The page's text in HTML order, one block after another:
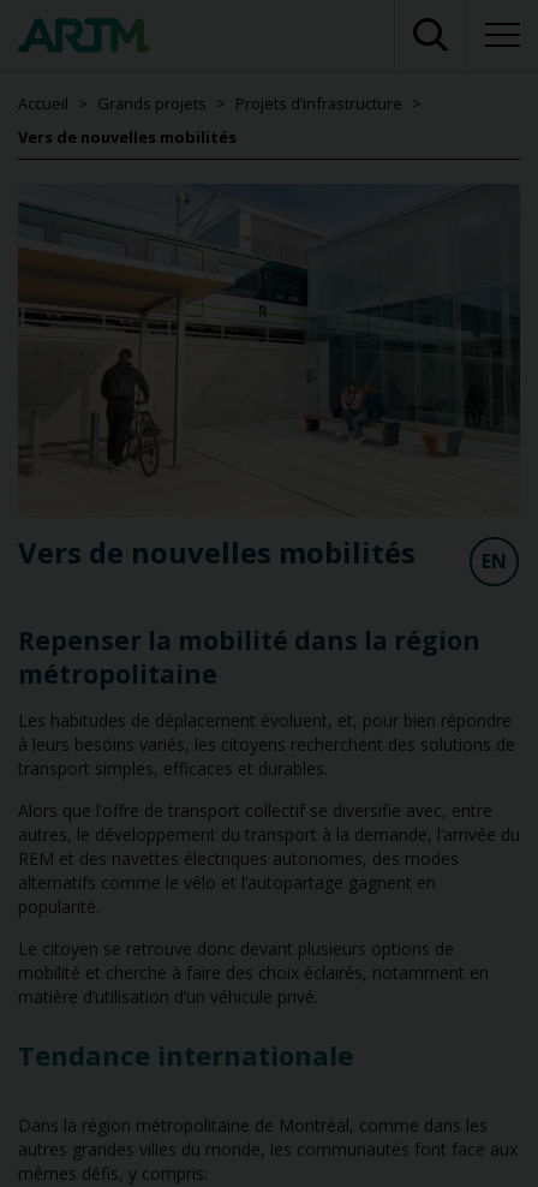
Accueil Grands projets
Projets d’infrastructure
Vers de nouvelles mobilités
EN
Vers de nouvelles mobilités
Repenser la mobilité dans la région
métropolitaine
Les habitudes de déplacement évoluent, et, pour bien répondre
à leurs besoins variés, les citoyens recherchent des solutions de
transport simples, efficaces et durables.
Alors que l’offre de transport collectif se diversifie avec, entre
autres, le développement du transport à la demande, l’arrivée du
REM et des navettes électriques autonomes, des modes
alternatifs comme le vélo et l’autopartage gagnent en
popularité.
Le citoyen se retrouve donc devant plusieurs options de
mobilité et cherche à faire des choix éclairés, notamment en
matière d’utilisation d’un véhicule privé.
Tendance internationale
Dans la région métropolitaine de Montréal, comme dans les
autres grandes villes du monde, les communautés font face aux
mêmes défis, y compris: